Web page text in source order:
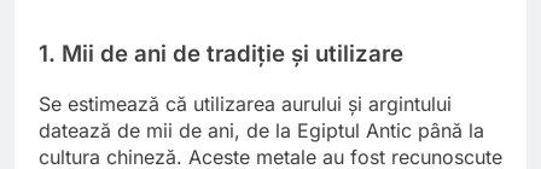
1. Mii de ani de tradiție și utilizare
Se estimează că utilizarea aurului și argintului
datează de mii de ani, de la Egiptul Antic până la
cultura chineză. Aceste metale au fost recunoscute